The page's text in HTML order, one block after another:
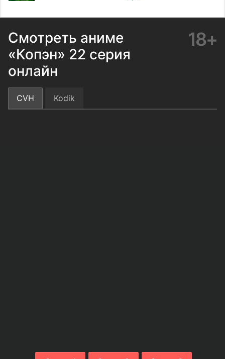
Смотреть аниме
«Копэн» 22 серия
онлайн
18+
CVH Kodik